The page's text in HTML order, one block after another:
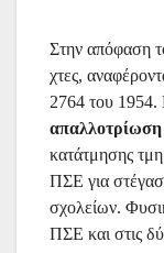
Στην απόφαση
χτες,
2764 του 1954.
απαλλοτρίωση
κατάτμησης
ΠΣΕ για
σχολείων.
ΠΣΕ και στις